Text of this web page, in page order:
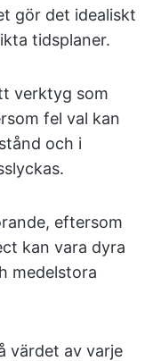
gör det idealiskt
tidsplaner.
verktyg som
fel val kan
och i
eftersom
kan vara dyra
medelstora
värdet av varje